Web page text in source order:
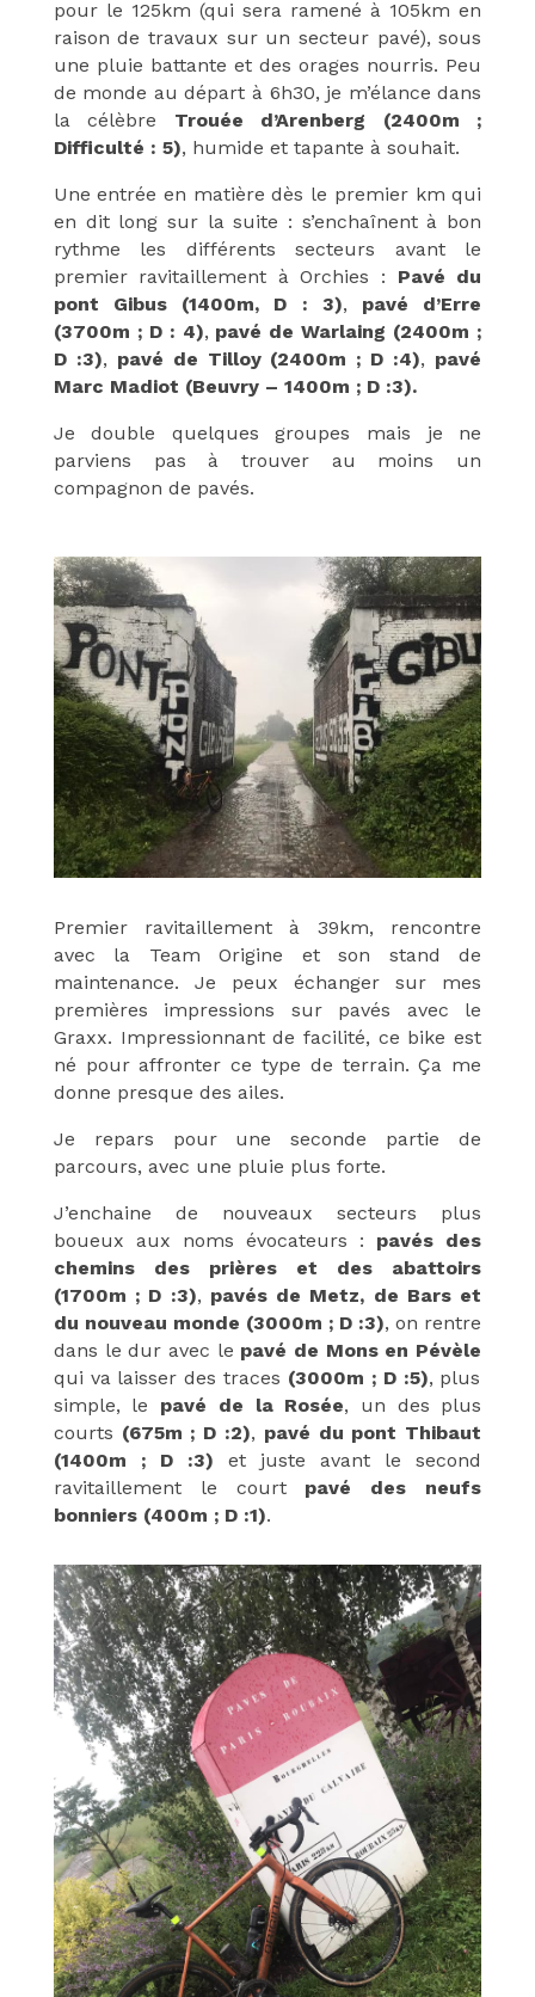
pour le 125km (qui sera ramené à 105km en
raison de travaux sur un secteur pavé), sous
une pluie battante et des orages nourris. Peu
de monde au départ à 6h30, je m’élance dans
la célèbre Trouée d’Arenberg (2400m ;
Difficulté : 5), humide et tapante à souhait.
Une entrée en matière dès le premier km qui
en dit long sur la suite : s’enchaînent à bon
rythme les différents secteurs avant le
premier ravitaillement à Orchies : Pavé du
pont Gibus (1400m, D : 3), pavé d’Erre
(3700m ; D : 4), pavé de Warlaing (2400m ;
D :3), pavé de Tilloy (2400m ; D :4), pavé
Marc Madiot (Beuvry – 1400m ; D :3).
Je double quelques groupes mais je ne
parviens pas à trouver au moins un
compagnon de pavés.
Premier ravitaillement à 39km, rencontre
avec la Team Origine et son stand de
maintenance. Je peux échanger sur mes
premières impressions sur pavés avec le
Graxx. Impressionnant de facilité, ce bike est
né pour affronter ce type de terrain. Ça me
donne presque des ailes.
Je repars pour une seconde partie de
parcours, avec une pluie plus forte.
J’enchaine de nouveaux secteurs plus
boueux aux noms évocateurs : pavés des
chemins des prières et des abattoirs
(1700m ; D :3), pavés de Metz, de Bars et
du nouveau monde (3000m ; D :3), on rentre
dans le dur avec le pavé de Mons en Pévèle
qui va laisser des traces (3000m ; D :5), plus
simple, le pavé de la Rosée, un des plus
courts (675m ; D :2), pavé du pont Thibaut
(1400m ; D :3) et juste avant le second
ravitaillement le court pavé des neufs
bonniers (400m ; D :1).